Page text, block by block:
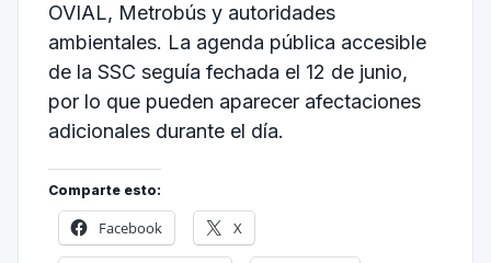
OVIAL, Metrobús y autoridades
ambientales. La agenda pública accesible
de la SSC seguía fechada el 12 de junio,
por lo que pueden aparecer afectaciones
adicionales durante el día.
Comparte esto:
Facebook X